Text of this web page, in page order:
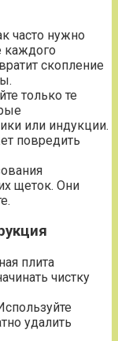
часто нужно
каждого
скопление
только те
или индукции.
повредить
щеток. Они
плита
чистку
удалить